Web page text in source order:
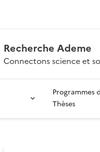
Recherche Ademe
Connectons science et
Programmes
Thèses